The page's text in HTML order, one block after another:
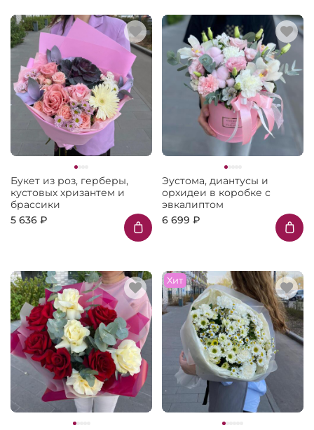
Букет из роз, герберы,
кустовых хризантем и
брассики
5 636 ₽
Эустома, диантусы и
орхидеи в коробке с
эвкалиптом
6 699 ₽
Хит